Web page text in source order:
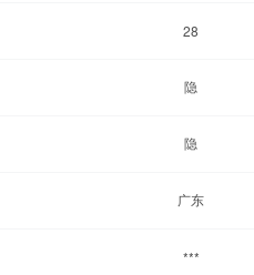
28
隐
隐
广东
***